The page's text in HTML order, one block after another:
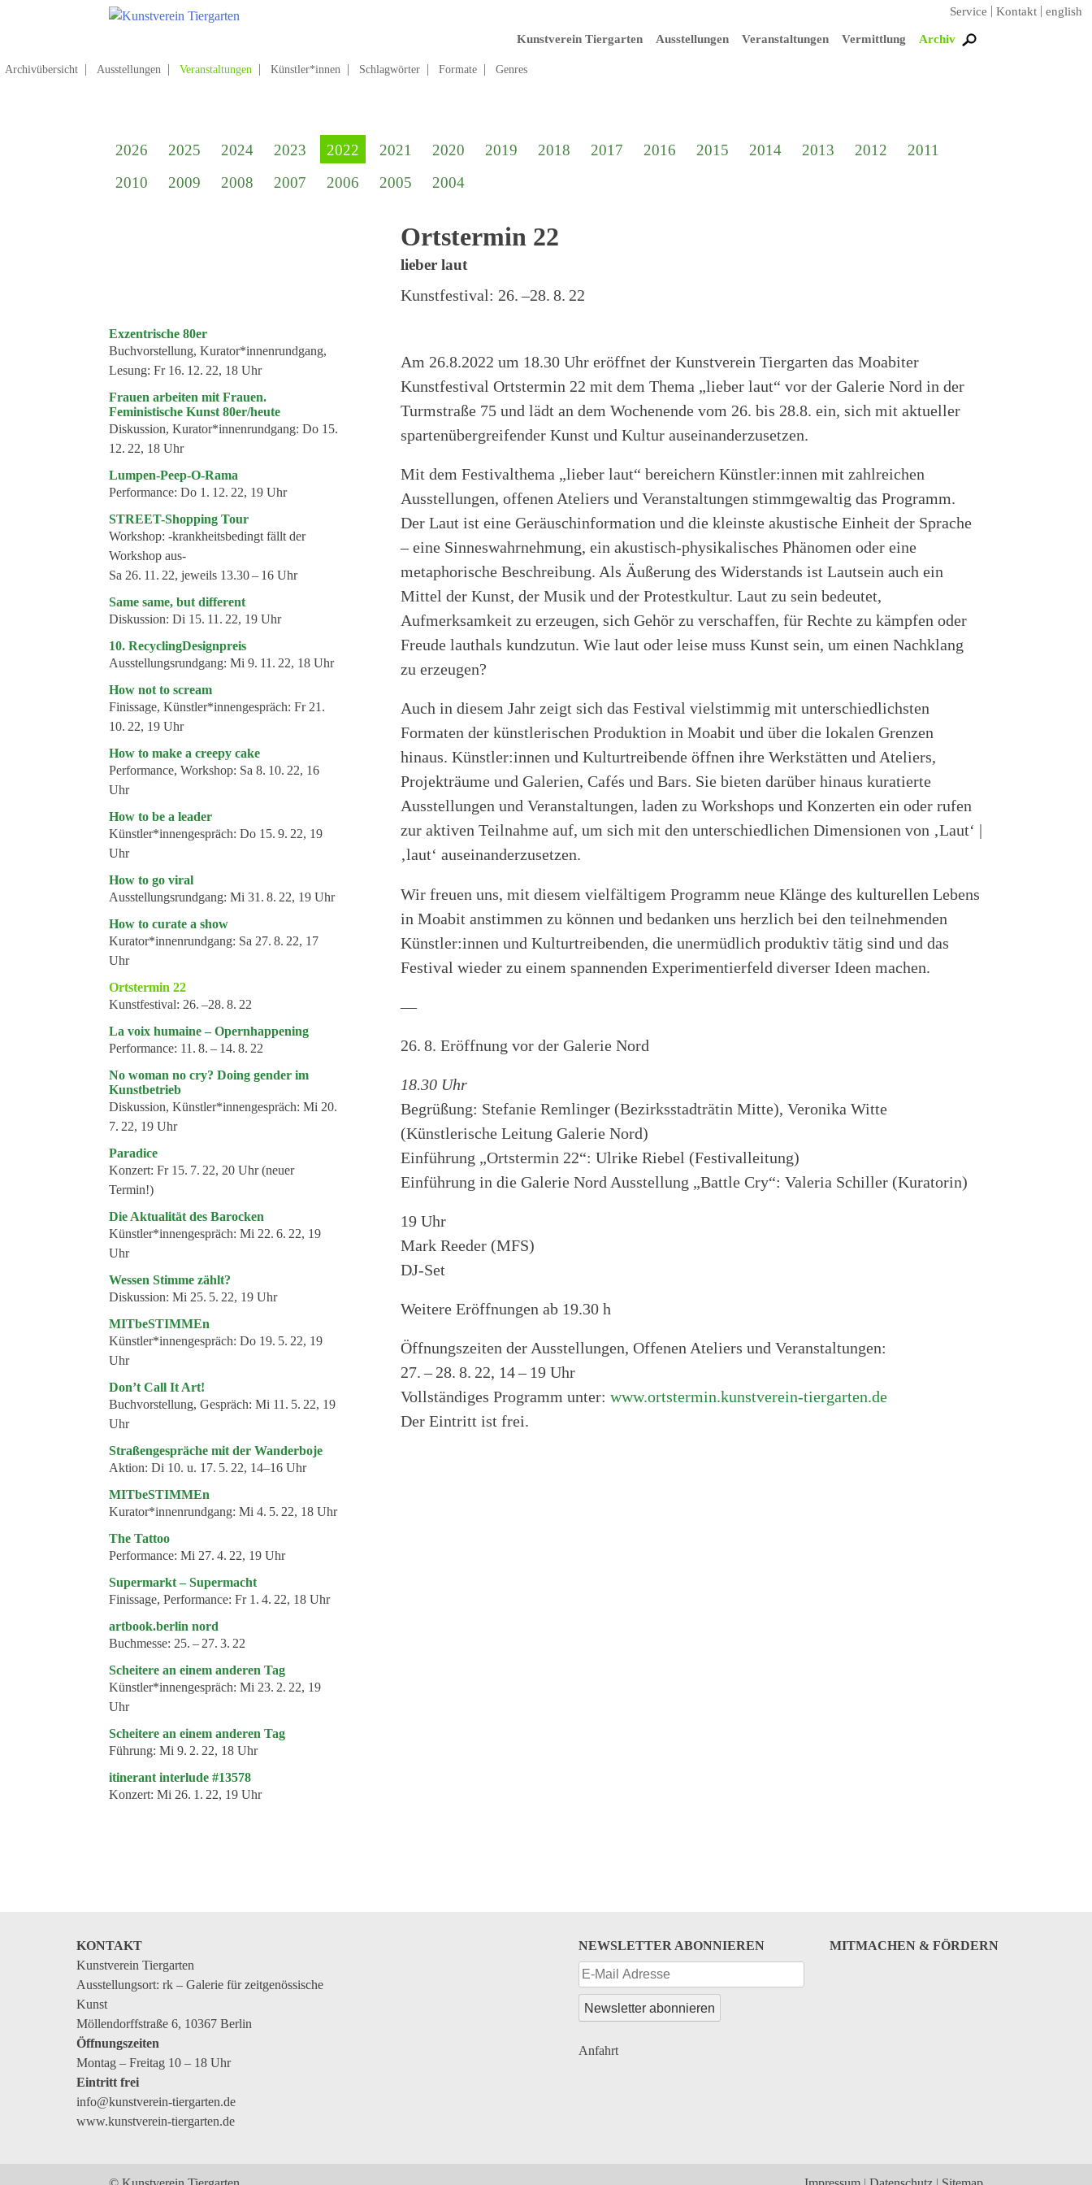
Service Kontakt english
Kunstverein Tiergarten Ausstellungen Veranstaltungen Vermittlung Archiv
Archivübersicht Ausstellungen Veranstaltungen Künstler*innen Schlagwörter Formate Genres
nach:
Veranstaltungen
Kommende Veranstaltungen
Vermittlung
Archivübersicht
Ausstellungen
Veranstaltungen
Schlagwörter
Künstler*innen
Veranstaltungsformate
2026 2025 2024 2023 2022 2021 2020 2019 2018 2017 2016 2015 2014 2013 2012
2011
2010
2009 2008 2007 2006 2005 2004
Ortstermin 22
lieber laut
Kunstfestival: 26. –28. 8. 22
Exzentrische 80er
Buchvorstellung, Kurator*innenrundgang,
Lesung:Fr 16. 12. 22, 18 Uhr
Frauen arbeiten mit Frauen.
Feministische Kunst 80er/heute
Diskussion, Kurator*innenrundgang:Do 15.
12. 22, 18 Uhr
Lumpen-Peep-O-Rama
Performance:Do 1. 12. 22, 19 Uhr
STREET-Shopping Tour
Workshop:-krankheitsbedingt fällt der
Workshop aus-
Sa 26. 11. 22, jeweils 13.30 – 16 Uhr
Same same, but different
Diskussion:Di 15. 11. 22, 19 Uhr
10. RecyclingDesignpreis
Ausstellungsrundgang:Mi 9. 11. 22, 18 Uhr
How not to scream
Finissage, Künstler*innengespräch:Fr 21.
10. 22, 19 Uhr
How to make a creepy cake
Performance, Workshop: Sa 8. 10. 22, 16
Uhr
How to be a leader
Künstler*innengespräch:Do 15. 9. 22, 19
Uhr
How to go viral
Ausstellungsrundgang:Mi 31. 8. 22, 19 Uhr
How to curate a show
Kurator*innenrundgang: Sa 27. 8. 22, 17
Uhr
Ortstermin 22
Kunstfestival: 26. –28. 8. 22
La voix humaine – Opernhappening
Performance: 11. 8. – 14. 8. 22
No woman no cry? Doing gender im
Kunstbetrieb
Diskussion, Künstler*innengespräch:Mi 20.
7. 22, 19 Uhr
Paradice
Konzert:Fr 15. 7. 22, 20 Uhr (neuer
Termin!)
Die Aktualität des Barocken
Künstler*innengespräch:Mi 22. 6. 22, 19
Uhr
Wessen Stimme zählt?
Diskussion:Mi 25. 5. 22, 19 Uhr
MITbeSTIMMEn
Künstler*innengespräch:Do 19. 5. 22, 19
Uhr
Don’t Call It Art!
Buchvorstellung, Gespräch:Mi 11. 5. 22, 19
Uhr
Straßengespräche mit der Wanderboje
Aktion:Di 10. u. 17. 5. 22, 14–16 Uhr
MITbeSTIMMEn
Kurator*innenrundgang:Mi 4. 5. 22, 18 Uhr
The Tattoo
Performance:Mi 27. 4. 22, 19 Uhr
Supermarkt – Supermacht
Finissage, Performance:Fr 1. 4. 22, 18 Uhr
artbook.berlin nord
Buchmesse: 25. – 27. 3. 22
Scheitere an einem anderen Tag
Künstler*innengespräch:Mi 23. 2. 22, 19
Uhr
Scheitere an einem anderen Tag
Führung:Mi 9. 2. 22, 18 Uhr
itinerant interlude #13578
Konzert:Mi 26. 1. 22, 19 Uhr
Am 26.8.2022 um 18.30 Uhr eröffnet der Kunstverein Tiergarten das Moabiter
Kunstfestival Ortstermin 22 mit dem Thema „lieber laut“ vor der Galerie Nord in der
Turmstraße 75 und lädt an dem Wochenende vom 26. bis 28.8. ein, sich mit aktueller
spartenübergreifender Kunst und Kultur auseinanderzusetzen.
Mit dem Festivalthema „lieber laut“ bereichern Künstler:innen mit zahlreichen
Ausstellungen, offenen Ateliers und Veranstaltungen stimmgewaltig das Programm.
Der Laut ist eine Geräuschinformation und die kleinste akustische Einheit der Sprache
– eine Sinneswahrnehmung, ein akustisch-physikalisches Phänomen oder eine
metaphorische Beschreibung. Als Äußerung des Widerstands ist Lautsein auch ein
Mittel der Kunst, der Musik und der Protestkultur. Laut zu sein bedeutet,
Aufmerksamkeit zu erzeugen, sich Gehör zu verschaffen, für Rechte zu kämpfen oder
Freude lauthals kundzutun. Wie laut oder leise muss Kunst sein, um einen Nachklang
zu erzeugen?
Auch in diesem Jahr zeigt sich das Festival vielstimmig mit unterschiedlichsten
Formaten der künstlerischen Produktion in Moabit und über die lokalen Grenzen
hinaus. Künstler:innen und Kulturtreibende öffnen ihre Werkstätten und Ateliers,
Projekträume und Galerien, Cafés und Bars. Sie bieten darüber hinaus kuratierte
Ausstellungen und Veranstaltungen, laden zu Workshops und Konzerten ein oder rufen
zur aktiven Teilnahme auf, um sich mit den unterschiedlichen Dimensionen von ‚Laut‘ |
‚laut‘ auseinanderzusetzen.
Wir freuen uns, mit diesem vielfältigem Programm neue Klänge des kulturellen Lebens
in Moabit anstimmen zu können und bedanken uns herzlich bei den teilnehmenden
Künstler:innen und Kulturtreibenden, die unermüdlich produktiv tätig sind und das
Festival wieder zu einem spannenden Experimentierfeld diverser Ideen machen.
—
26. 8. Eröffnung vor der Galerie Nord
18.30 Uhr
Begrüßung: Stefanie Remlinger (Bezirksstadträtin Mitte), Veronika Witte
(Künstlerische Leitung Galerie Nord)
Einführung „Ortstermin 22“: Ulrike Riebel (Festivalleitung)
Einführung in die Galerie Nord Ausstellung „Battle Cry“: Valeria Schiller (Kuratorin)
19 Uhr
Mark Reeder (MFS)
DJ-Set
Weitere Eröffnungen ab 19.30 h
Öffnungszeiten der Ausstellungen, Offenen Ateliers und Veranstaltungen:
27. – 28. 8. 22, 14 – 19 Uhr
Vollständiges Programm unter: www.ortstermin.kunstverein-tiergarten.de
Der Eintritt ist frei.
KONTAKT
Kunstverein Tiergarten
Ausstellungsort: rk – Galerie für zeitgenössische
Kunst
Möllendorffstraße 6, 10367 Berlin
Öffnungszeiten
Montag – Freitag 10 – 18 Uhr
Eintritt frei
info@kunstverein-tiergarten.de
www.kunstverein-tiergarten.de
NEWSLETTER ABONNIEREN
Anfahrt
MITMACHEN & FÖRDERN